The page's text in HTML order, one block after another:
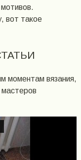
вот такое
моментам вязания,
мастеров